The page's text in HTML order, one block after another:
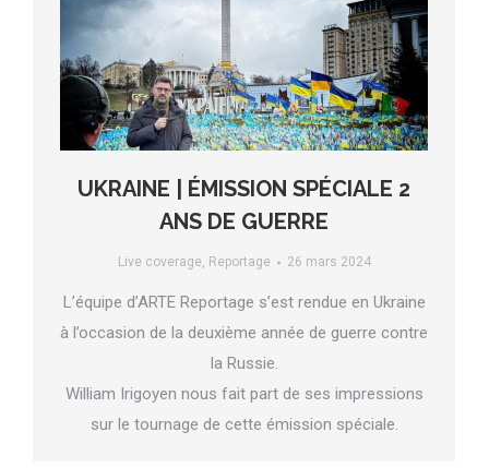
UKRAINE | ÉMISSION SPÉCIALE 2
ANS DE GUERRE
Live coverage, Reportage 26 mars 2024
L’équipe d’ARTE Reportage s’est rendue en Ukraine
à l’occasion de la deuxième année de guerre contre
la Russie.
William Irigoyen nous fait part de ses impressions
sur le tournage de cette émission spéciale.